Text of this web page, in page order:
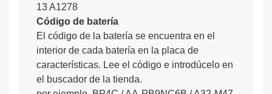
13 A1278
Código de batería
El código de la batería se encuentra en el
interior de cada batería en la placa de
características. Lee el código e introdúcelo en
el buscador de la tienda.